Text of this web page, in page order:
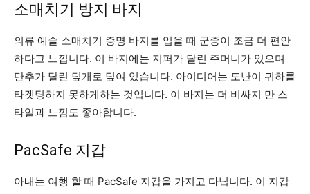
소매치기 방지 바지
의류 예술 소매치기 증명 바지를 입을 때 군중이 조금 더 편안
하다고 느낍니다. 이 바지에는 지퍼가 달린 주머니가 있으며
단추가 달린 덮개로 덮여 있습니다. 아이디어는 도난이 귀하를
타겟팅하지 못하게하는 것입니다. 이 바지는 더 비싸지 만 스
타일과 느낌도 좋아합니다.
PacSafe 지갑
아내는 여행 할 때 PacSafe 지갑을 가지고 다닙니다. 이 지갑